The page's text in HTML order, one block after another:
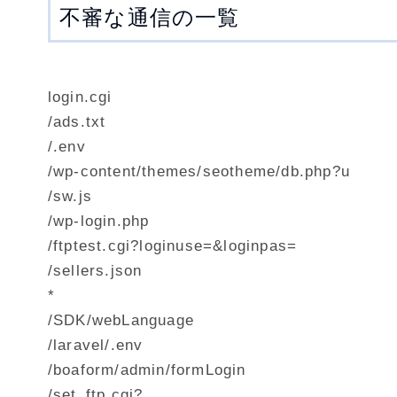
不審な通信の一覧
login.cgi
/ads.txt
/.env
/wp-content/themes/seotheme/db.php?u
/sw.js
/wp-login.php
/ftptest.cgi?loginuse=&loginpas=
/sellers.json
*
/SDK/webLanguage
/laravel/.env
/boaform/admin/formLogin